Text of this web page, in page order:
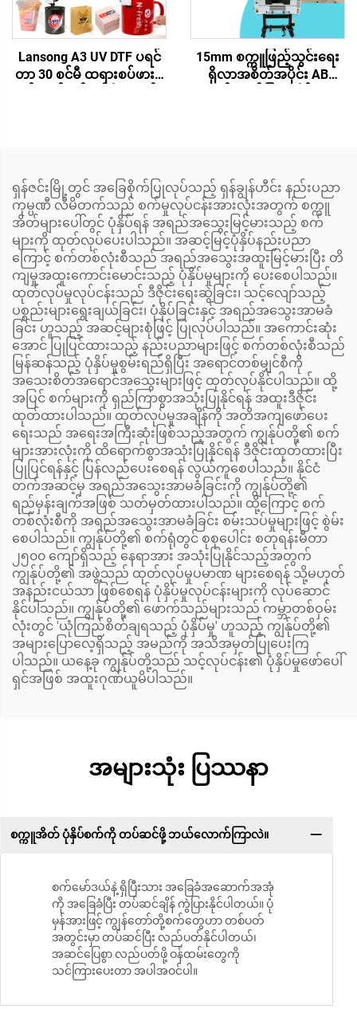
Lansong A3 UV DTF ပရင်
တာ 30 စင်မီ ထရားစပ်ဖားစ
15mm စက္ကူဖြည့်သွင်းရေး
ရိုလာအစိတ်အပိုင်း AB
ရှန်ဇင်းမြို့တွင် အခြေစိုက်ပြုလုပ်သည့် ရှန်ချွန်ဟီင်း နည်းပညာ
ကုမ္ပဏီ လီမိတက်သည် စက်မှုလုပ်ငန်းအားလုံးအတွက် စက္ကူ
အိတ်များပေါ်တွင် ပုံနှိပ်ရန် အရည်အသွေးမြင့်မားသည့် စက်
များကို ထုတ်လုပ်ပေးပါသည်။ အဆင့်မြင့်ပုံနှိပ်နည်းပညာ
ကြောင့် စက်တစ်လုံးစီသည် အရည်အသွေးအထူးမြင့်မားပြီး တိ
ကျမှုအထူးကောင်းမောင်းသည့် ပုံနှိပ်မှုများကို ပေးစေပါသည်။
ထုတ်လုပ်မှုလုပ်ငန်းသည် ဒီဇိုင်းရေးဆွဲခြင်း၊ သင့်လျော်သည့်
ပစ္စည်းများရွေးချယ်ခြင်း၊ ပုံနှိပ်ခြင်းနှင့် အရည်အသွေးအာမခံ
ခြင်း ဟူသည့် အဆင့်များစုံဖြင့် ပြုလုပ်ပါသည်။ အကောင်းဆုံး
အောင် ပြုပြင်ထားသည့် နည်းပညာများဖြင့် စက်တစ်လုံးစီသည်
မြန်ဆန်သည့် ပုံနှိပ်မှုစွမ်းရည်ရှိပြီး အရောင်တစ်မျှင်စီကို
အသေးစိတ်အရောင်အသွေးများဖြင့် ထုတ်လုပ်နိုင်ပါသည်။ ထို့
အပြင် စက်များကို ရှည်ကြာစွာအသုံးပြုနိုင်ရန် အထူးဒီဇိုင်း
ထုတ်ထားပါသည်။ ထုတ်လုပ်မှုအချိန်ကို အတိအကျဖော်ပေး
ရေးသည် အရေးအကြီးဆုံးဖြစ်သည့်အတွက် ကျွန်ုပ်တို့၏ စက်
များအားလုံးကို ထိရောက်စွာအသုံးပြုနိုင်ရန် ဒီဇိုင်းထုတ်ထားပြီး
ပြုပြင်ရန်နှင့် ပြန်လည်ပေးစေရန် လွယ်ကူစေပါသည်။ နိုင်ငံ
တက်အဆင့်မှ အရည်အသွေးအာမခံခြင်းကို ကျွန်ုပ်တို့၏
ရည်မှန်းချက်အဖြစ် သတ်မှတ်ထားပါသည်။ ထို့ကြောင့် စက်
တစ်လုံးစီကို အရည်အသွေးအာမခံခြင်း စမ်းသပ်မှုများဖြင့် စွဲမ်း
စေပါသည်။ ကျွန်ုပ်တို့၏ စက်ရုံတွင် စုစုပေါင်း စတုရန်းမီတာ
၂၅၀၀ ကျော်ရှိသည့် နေရာအား အသုံးပြုနိုင်သည့်အတွက်
ကျွန်ုပ်တို့၏ အဖွဲ့သည် ထုတ်လုပ်မှုပမာဏ များစေရန် သို့မဟုတ်
အနည်းငယ်သာ ဖြစ်စေရန် ပုံနှိပ်မှုလုပ်ငန်းများကို လုပ်ဆောင်
နိုင်ပါသည်။ ကျွန်ုပ်တို့၏ ဖောက်သည်များသည် ကမ္ဘာတစ်ဝှမ်း
လုံးတွင် 'ယုံကြည်စိတ်ချရသည့် ပုံနှိပ်မှု' ဟူသည့် ကျွန်ုပ်တို့၏
အများပြောလေ့ရှိသည့် အမည်ကို အသိအမှတ်ပြုပေးကြ
ပါသည်။ ယနေ့ခု ကျွန်ုပ်တို့သည် သင့်လုပ်ငန်း၏ ပုံနှိပ်မှုဖော်ပေါ်
ရှင်အဖြစ် အထူးဂုဏ်ယူမိပါသည်။
အများသုံး ပြဿနာ
စက္ကူအိတ် ပုံနှိပ်စက်ကို တပ်ဆင်ဖို့ ဘယ်လောက်ကြာလဲ။
စက်မော်ဒယ်နဲ့ ရှိပြီးသား အခြေခံအဆောက်အအုံ
ကို အခြေခံပြီး တပ်ဆင်ချိန် ကွဲပြားနိုင်ပါတယ်။ ပုံ
မှန်အားဖြင့် ကျွန်တော်တို့စက်တွေဟာ တစ်ပတ်
အတွင်းမှာ တပ်ဆင်ပြီး လည်ပတ်နိုင်ပါတယ်၊
အဆင်ပြေစွာ လည်ပတ်ဖို့ ဝန်ထမ်းတွေကို
သင်ကြားပေးတာ အပါအဝင်ပါ။